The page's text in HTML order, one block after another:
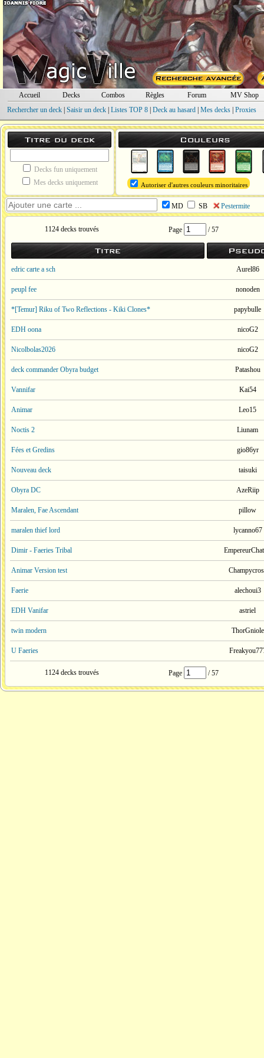
Accueil Decks Combos Règles Forum
MV Shop
Rechercher un deck| Saisir un deck| Listes TOP 8| Deck au hasard| Mes decks| Proxies
Titre du deck
Decks fun uniquement
Mes decks uniquement
Couleurs
Autoriser d'autres couleurs minoritaires
MD SB Pestermite
1124 decks trouvés Page / 57
Titre
edric carte a sch Aurel86
peupl fee nonoden
*[Temur] Riku of Two Reflections - Kiki Clones* papybulle
EDH oona nicoG2
Nicolbolas2026 nicoG2
deck commander Obyra budget Patashou
Vannifar Kai54
Animar Leo15
Noctis 2 Liunam
Fées et Gredins gio86yr
Nouveau deck taisuki
Obyra DC AzeRiip
Maralen, Fae Ascendant pillow
maralen thief lord lycanno67
Dimir - Faeries Tribal
Animar Version test
Faerie alechoui3
EDH Vanifar astriel
twin modern ThorGniole
U Faeries
1124 decks trouvés Page / 57